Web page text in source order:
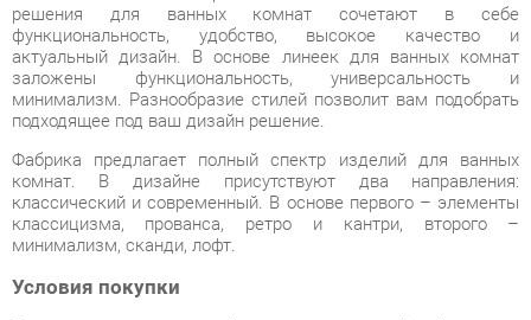
минимализм. Разнообразие стилей позволит вам подобрать
подходящее под ваш дизайн решение.
Фабрика предлагает полный спектр изделий для ванных
комнат. В дизайне присутствуют два направления:
классический и современный. В основе первого – элементы
классицизма, прованса, ретро и кантри, второго –
минимализм, сканди, лофт.
Условия покупки
Благодаря качественным фото, исчерпывающей информации
о характеристиках и параметрах, а также отзывам
товар «Раковина Corozo Madera Adel 100 19934 Белая»